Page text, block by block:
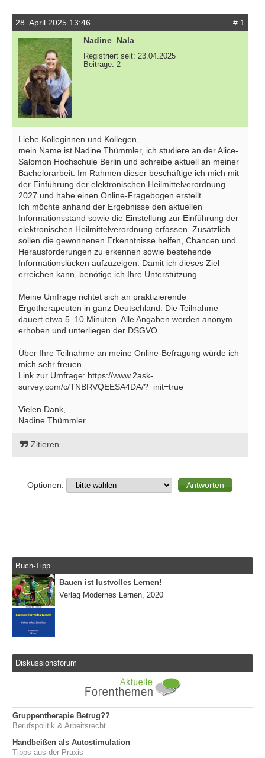
28. April 2025 13:46
# 1
Nadine_Nala
Registriert seit: 23.04.2025
Beiträge: 2
Liebe Kolleginnen und Kollegen,
mein Name ist Nadine Thümmler, ich studiere an der Alice-
Salomon Hochschule Berlin und schreibe aktuell an meiner
Bachelorarbeit. Im Rahmen dieser beschäftige ich mich mit
der Einführung der elektronischen Heilmittelverordnung
2027 und habe einen Online-Fragebogen erstellt.
Ich möchte anhand der Ergebnisse den aktuellen
Informationsstand sowie die Einstellung zur Einführung der
elektronischen Heilmittelverordnung erfassen. Zusätzlich
sollen die gewonnenen Erkenntnisse helfen, Chancen und
Herausforderungen zu erkennen sowie bestehende
Informationslücken aufzuzeigen. Damit ich dieses Ziel
erreichen kann, benötige ich Ihre Unterstützung.
Meine Umfrage richtet sich an praktizierende
Ergotherapeuten in ganz Deutschland. Die Teilnahme
dauert etwa 5–10 Minuten. Alle Angaben werden anonym
erhoben und unterliegen der DSGVO.
Über Ihre Teilnahme an meine Online-Befragung würde ich
mich sehr freuen.
Link zur Umfrage: https://www.2ask-
survey.com/c/TNBRVQEESA4DA/?_init=true
Vielen Dank,
Nadine Thümmler
Zitieren
Optionen:
Buch-Tipp
Bauen ist lustvolles Lernen!
Verlag Modernes Lernen, 2020
Diskussionsforum
Gruppentherapie Betrug??
Berufspolitik & Arbeitsrecht
Handbeißen als Autostimulation
Tipps aus der Praxis